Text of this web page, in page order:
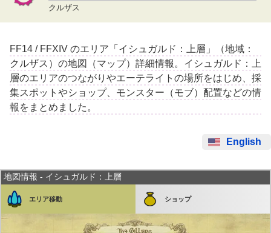
クルザス
FF14 / FFXIV のエリア「イシュガルド：上層」（地域：
クルザス）の地図（マップ）詳細情報。イシュガルド：上
層のエリアのつながりやエーテライトの場所をはじめ、採
集スポットやショップ、モンスター（モブ）配置などの情
報をまとめました。
English
地図情報 - イシュガルド：上層
エリア移動 ショップ